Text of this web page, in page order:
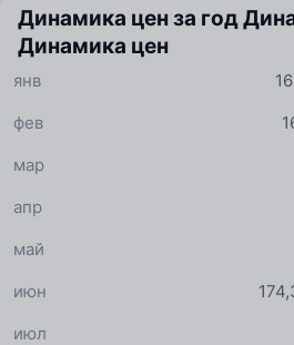
Динамика цен за год
Динамика цен
янв
фев
мар
апр
май
июн
июл